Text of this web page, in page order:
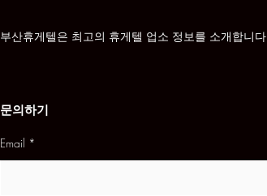
부산휴게텔은 최고의 휴게텔 업소 정보를 소개합니다
문의하기
Email *